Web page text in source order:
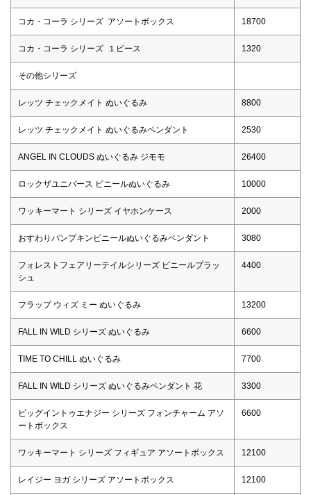
コカ・コーラ シリーズ アソートボックス 18700
コカ・コーラ シリーズ １ピース 1320
その他シリーズ
レッツ チェックメイト ぬいぐるみ 8800
レッツ チェックメイト ぬいぐるみペンダント 2530
ANGEL IN CLOUDS ぬいぐるみ ジモモ 26400
ロックザユニバース ビニールぬいぐるみ 10000
ワッキーマート シリーズ イヤホンケース 2000
おすわりパンプキンビニールぬいぐるみペンダント 3080
フォレストフェアリーテイルシリーズ ビニールプラッ
シュ
4400
フラップ ウィズ ミー ぬいぐるみ 13200
FALL IN WILD シリーズ ぬいぐるみ 6600
TIME TO CHILL ぬいぐるみ 7700
FALL IN WILD シリーズ ぬいぐるみペンダント 花 3300
ビッグイントゥエナジー シリーズ フォンチャーム アソ
ートボックス
6600
ワッキーマート シリーズ フィギュア アソートボックス 12100
レイジー ヨガ シリーズ アソートボックス 12100